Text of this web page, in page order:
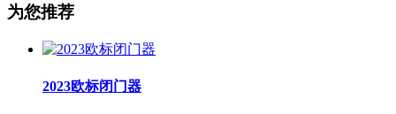
为您推荐
2023欧标闭门器